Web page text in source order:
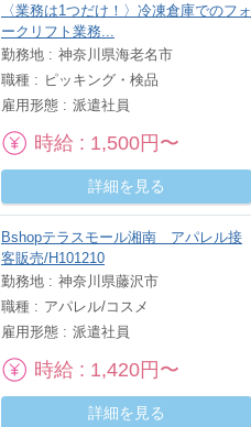
〈業務は1つだけ！〉冷凍倉庫でのフォ
ークリフト業務...
勤務地
神奈川県海老名市
職種
ピッキング・検品
雇用形態
派遣社員
時給 1,500円〜
詳細を見る
Bshopテラスモール湘南 アパレル接
客販売/H101210
勤務地
神奈川県藤沢市
職種
アパレル/コスメ
雇用形態
派遣社員
時給 1,420円〜
詳細を見る